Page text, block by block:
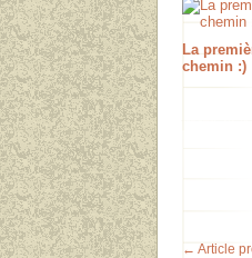
La
chemin :)
← Article